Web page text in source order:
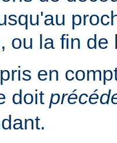
ou la fin de
en
doit